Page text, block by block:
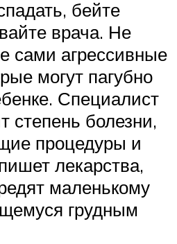
бейте
врача. Не
сами агрессивные
могут пагубно
Специалист
степень болезни,
процедуры и
лекарства,
маленькому
грудным